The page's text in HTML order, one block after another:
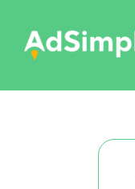
content